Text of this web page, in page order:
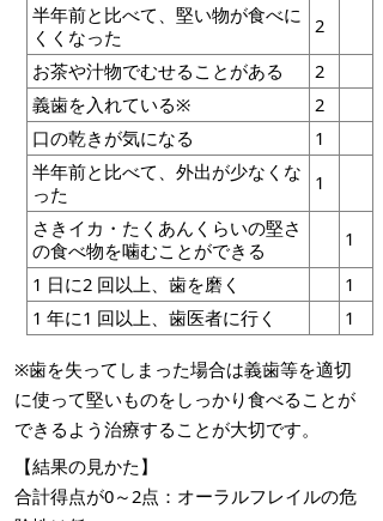
半年前と比べて、堅い物が食べに
くくなった
2
お茶や汁物でむせることがある
2
義歯を入れている※
2
口の乾きが気になる
1
半年前と比べて、外出が少なくな
った
1
さきイカ・たくあんくらいの堅さ
の食べ物を噛むことができる
1
1 日に2 回以上、歯を磨く
1
1 年に1 回以上、歯医者に行く
1
※歯を失ってしまった場合は義歯等を適切
に使って堅いものをしっかり食べることが
できるよう治療することが大切です。
【結果の見かた】
合計得点が0～2点：オーラルフレイルの危